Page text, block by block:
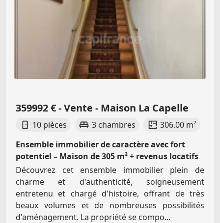
359992 € - Vente - Maison La Capelle
10 pièces 3 chambres
306.00 m²
Ensemble immobilier de caractère avec fort
potentiel – Maison de 305 m² + revenus locatifs
Découvrez cet ensemble immobilier plein de
charme et d'authenticité, soigneusement
entretenu et chargé d'histoire, offrant de très
beaux volumes et de nombreuses possibilités
d'aménagement. La propriété se compo...